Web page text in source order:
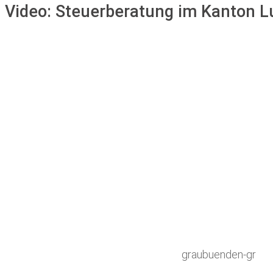
Video: Steuerberatung im Kanton
graubuenden-gr